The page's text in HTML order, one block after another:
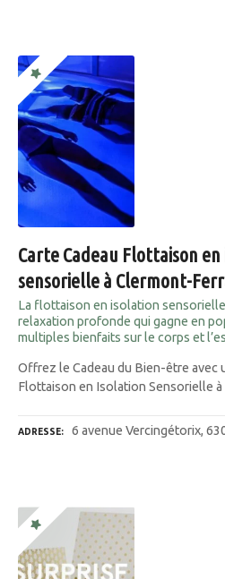
Carte Cadeau Flottaison
sensorielle à Clermont-
La flottaison en isolation
relaxation profonde qui gagne en
multiples bienfaits sur le corps et
Offrez le Cadeau du Bien-être avec
Flottaison en Isolation Sensorielle à
ADRESSE 6 avenue Vercingétorix,